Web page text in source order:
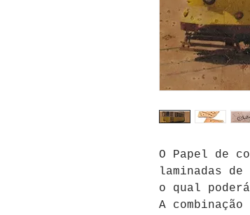
O Papel de
laminadas
o qual
A